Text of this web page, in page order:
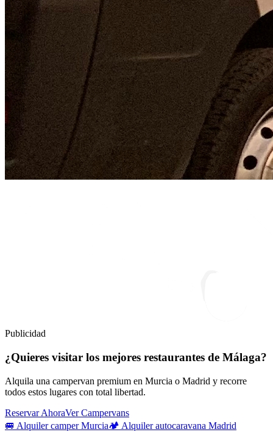
Publicidad
¿Quieres visitar los mejores restaurantes de Málaga?
Alquila una campervan premium en Murcia o Madrid y recorre
todos estos lugares con total libertad.
Reservar AhoraVer Campervans
🚐 Alquiler camper Murcia🏕️ Alquiler autocaravana Madrid